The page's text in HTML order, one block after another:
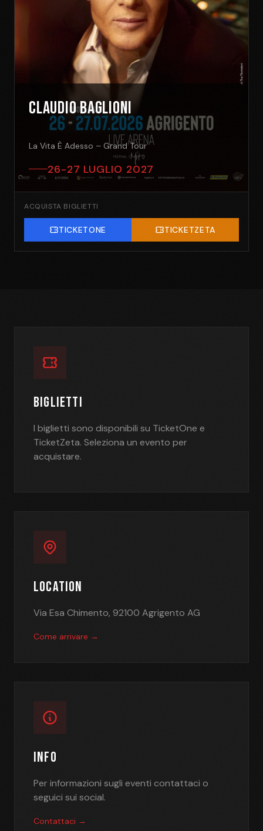
Claudio Baglioni
La Vita È Adesso – Grand Tour
26-27 LUGLIO 2027
ACQUISTA BIGLIETTI
TICKETONE TICKETZETA
BIGLIETTI
I biglietti sono disponibili su TicketOne e
TicketZeta. Seleziona un evento per
acquistare.
LOCATION
Via Esa Chimento, 92100 Agrigento AG
Come arrivare →
INFO
Per informazioni sugli eventi contattaci o
seguici sui social.
Contattaci →